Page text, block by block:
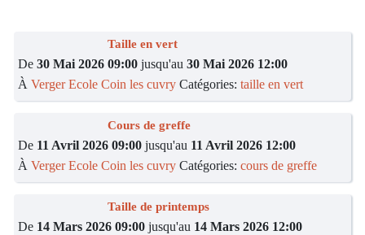
Taille en vert
De30 Mai 2026 09:00 jusqu'au30 Mai 2026 12:00
ÀVerger Ecole Coin les cuvry Catégories:taille en vert
Cours de greffe
De 11 Avril 2026 09:00 jusqu'au 11 Avril 2026 12:00
ÀVerger Ecole Coin les cuvry Catégories:cours de greffe
Taille de printemps
De 14 Mars 2026 09:00 jusqu'au 14 Mars 2026 12:00